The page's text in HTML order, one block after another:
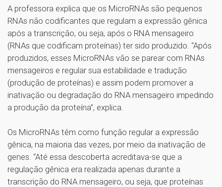
A professora explica que os MicroRNAs são pequenos
RNAs não codificantes que regulam a expressão gênica
após a transcrição, ou seja, após o RNA mensageiro
(RNAs que codificam proteínas) ter sido produzido. “Após
produzidos, esses MicroRNAs vão se parear com RNAs
mensageiros e regular sua estabilidade e tradução
(produção de proteínas) e assim podem promover a
inativação ou degradação do RNA mensageiro impedindo
a produção da proteína”, explica.
Os MicroRNAs têm como função regular a expressão
gênica, na maioria das vezes, por meio da inativação de
genes. “Até essa descoberta acreditava-se que a
regulação gênica era realizada apenas durante a
transcrição do RNA mensageiro, ou seja, que proteínas